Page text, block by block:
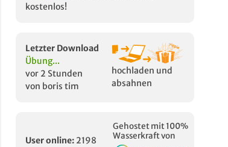
kostenlos!
Letzter Download
Übung...
vor 2 Stunden
von boris tim
hochladen und
absahnen
User online: 2198
Gehostet mit 100%
Wasserkraft von